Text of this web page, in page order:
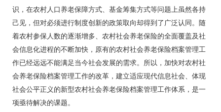
识，在农村人口养老保障方式、基金筹集方式等问题上虽然各持
己见，但对必须进行制度创新的政策取向却得到了广泛认同。随
着农村参保人数的逐渐增多、农村社会养老保险的全面覆盖及社
会信息化进程的不断加快，原有的农村社会养老保险档案管理工
作已经远远不能满足当今社会发展的需求。所以，加快对农村社
会养老保险档案管理工作的改革，建立适应现代信息社会、体现
社会公平正义的新型农村社会养老保险档案管理工作体系，是一
项亟待解决的课题。